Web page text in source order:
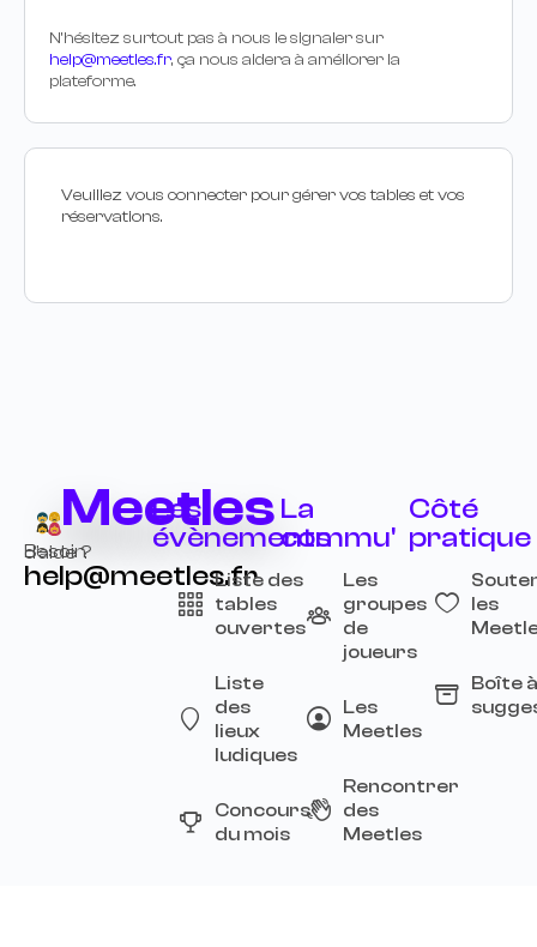
N’hésitez surtout pas à nous le signaler sur
help@meetles.fr, ça nous aidera à améliorer la
plateforme.
Veuillez vous connecter pour gérer vos tables et vos
réservations.
Meetles
Besoin d’aide ?
help@meetles.fr
Les
évènements
Liste des
tables
ouvertes
Liste
des
lieux
ludiques
Concours
du mois
La
commu'
Les
groupes
de
joueurs
Les
Meetles
Rencontrer
des
Meetles
Côté
pratique
les
Boîte à